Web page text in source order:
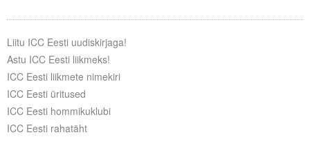
Liitu ICC Eesti uudiskirjaga!
Astu ICC Eesti liikmeks!
ICC Eesti liikmete nimekiri
ICC Eesti üritused
ICC Eesti hommikuklubi
ICC Eesti rahatäht